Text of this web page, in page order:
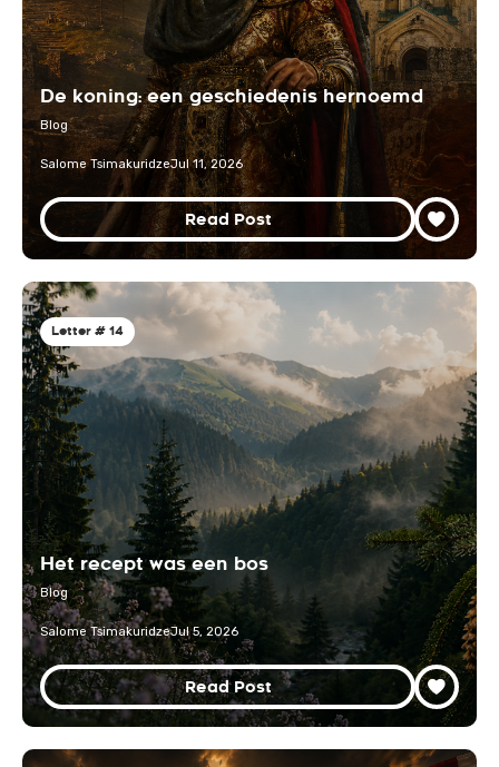
De koning: een geschiedenis hernoemd
Blog
Salome TsimakuridzeJul 11, 2026
Read Post
Letter # 14
Het recept was een bos
Blog
Salome TsimakuridzeJul 5, 2026
Read Post